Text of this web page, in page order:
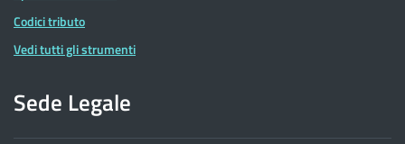
Codici tributo
Vedi tutti gli strumenti
Sede Legale